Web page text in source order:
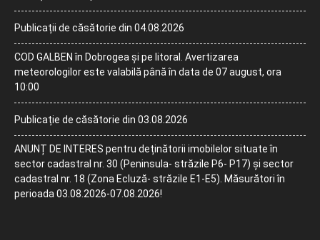
Publicații de căsătorie din 04.08.2026
COD GALBEN în Dobrogea și pe litoral. Avertizarea
meteorologilor este valabilă până în data de 07 august, ora
10:00
Publicație de căsătorie din 03.08.2026
ANUNȚ DE INTERES pentru deținătorii imobilelor situate în
sector cadastral nr. 30 (Peninsula- străzile P6- P17) și sector
cadastral nr. 18 (Zona Ecluză- străzile E1-E5). Măsurători în
perioada 03.08.2026-07.08.2026!